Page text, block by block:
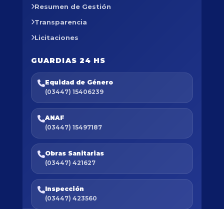
Resumen de Gestión
Transparencia
Licitaciones
GUARDIAS 24 HS
Equidad de Género
(03447) 15406239
ANAF
(03447) 15497187
Obras Sanitarias
(03447) 421627
Inspección
(03447) 423560